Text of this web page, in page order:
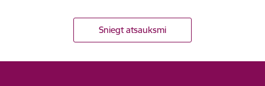
Sniegt atsauksmi